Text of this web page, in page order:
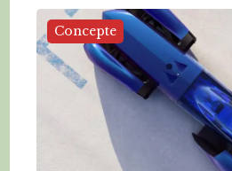
Concepte